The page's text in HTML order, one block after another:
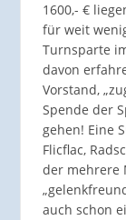
1600,- €
für weit
Turnsparte
davon
Vorstand,
Spende der
gehen! Eine
Flicflac,
der mehrere
auch schon